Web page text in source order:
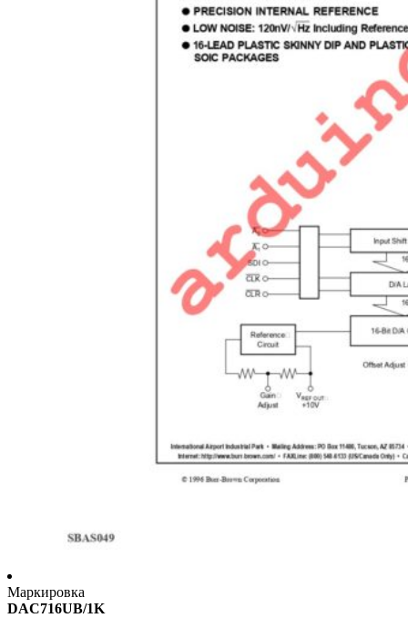
Маркировка
DAC716UB/1K